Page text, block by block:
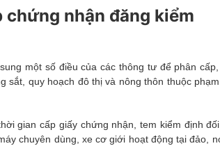
chứng nhận đăng kiểm
một số điều của các thông tư để phân
quy hoạch đô thị và nông thôn thuộc
gian cấp giấy chứng nhận, tem kiểm định
chuyên dùng, xe cơ giới hoạt động tại đảo,